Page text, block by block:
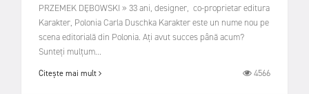
PRZEMEK DĘBOWSKI » 33 ani, designer, co-proprietar editura
Karakter, Polonia Carla Duschka Karakter este un nume nou pe
scena editorială din Polonia. Aţi avut succes până acum?
Sunteţi mulţum...
Citește mai mult 4566